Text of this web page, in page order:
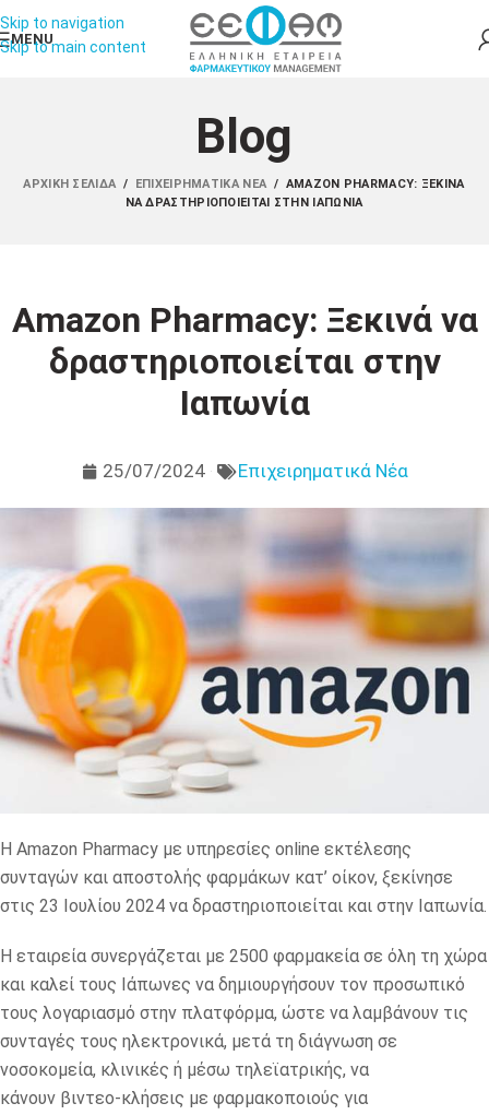
Skip to navigation
Skip to main content
MENU
Blog
ΑΡΧΙΚΉ ΣΕΛΊΔΑ / ΕΠΙΧΕΙΡΗΜΑΤΙΚΆ ΝΈΑ / AMAZON PHARMACY: ΞΕΚΙΝΆ
ΝΑ ΔΡΑΣΤΗΡΙΟΠΟΙΕΊΤΑΙ ΣΤΗΝ ΙΑΠΩΝΊΑ
Amazon Pharmacy: Ξεκινά να
δραστηριοποιείται στην
Ιαπωνία
25/07/2024 Επιχειρηματικά Νέα
Η Amazon Pharmacy με υπηρεσίες online εκτέλεσης
συνταγών και αποστολής φαρμάκων κατ’ οίκον, ξεκίνησε
στις 23 Ιουλίου 2024 να δραστηριοποιείται και στην Ιαπωνία.
Η εταιρεία συνεργάζεται με 2500 φαρμακεία σε όλη τη χώρα
και καλεί τους Ιάπωνες να δημιουργήσουν τον προσωπικό
τους λογαριασμό στην πλατφόρμα, ώστε να λαμβάνουν τις
συνταγές τους ηλεκτρονικά, μετά τη διάγνωση σε
νοσοκομεία, κλινικές ή μέσω τηλεϊατρικής, να
κάνουν βιντεο-κλήσεις με φαρμακοποιούς για